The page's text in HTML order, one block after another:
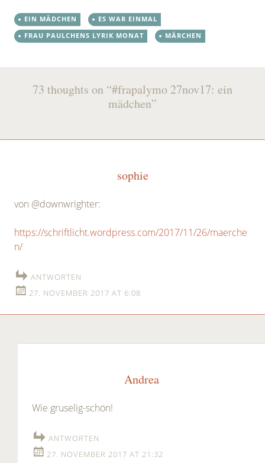
EIN MÄDCHEN
ES WAR EINMAL
FRAU PAULCHENS LYRIK MONAT
MÄRCHEN
Post
navigation
73 thoughts on “#frapalymo 27nov17: ein
mädchen”
sophie
von @downwrighter:
https://schriftlicht.wordpress.com/2017/11/26/maerche
n/
ANTWORTEN
27. NOVEMBER 2017 AT 6:08
Andrea
Wie gruselig-schön!
ANTWORTEN
27. NOVEMBER 2017 AT 21:32